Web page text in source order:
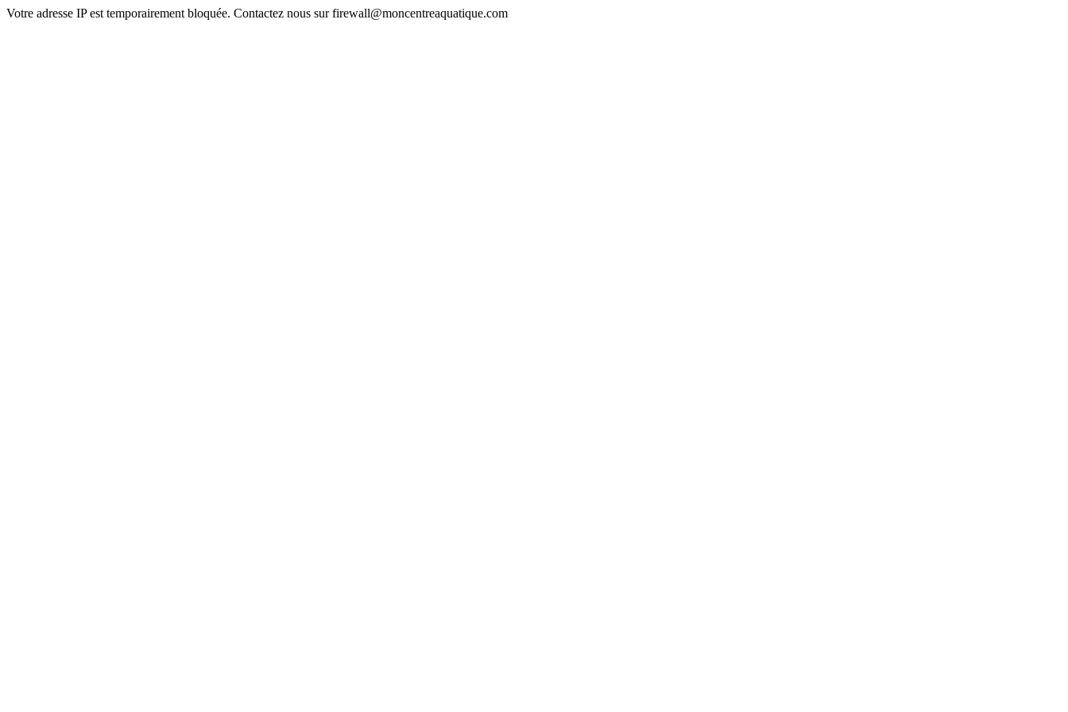
Votre adresse IP est temporairement bloquée. Contactez nous sur firewall@moncentreaquatique.com